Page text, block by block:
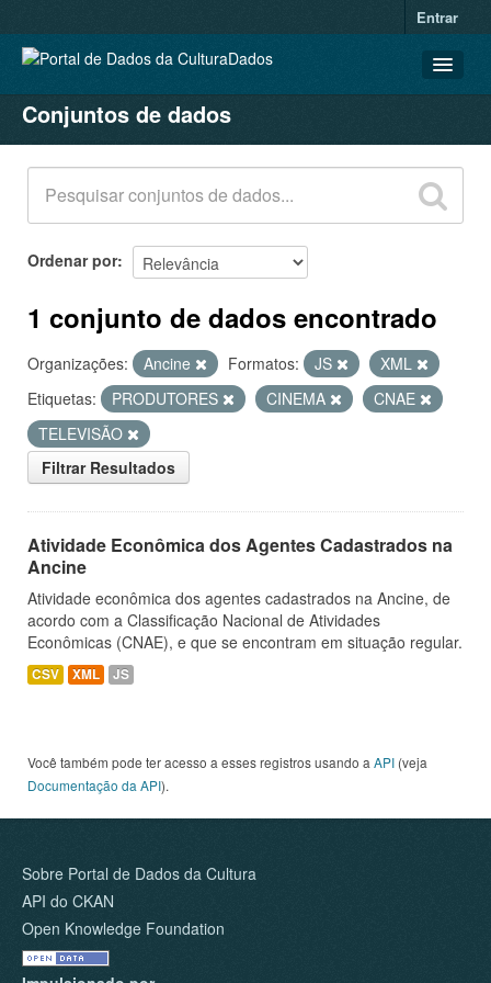
Entrar
CONJUNTOS DE DADOS
ORGANIZAÇÕES
GRUPOS
SOBRE
Conjuntos de dados
Ordenar por
1 conjunto de dados encontrado
Organizações: Ancine Formatos: JS
XML
Etiquetas:
PRODUTORES CINEMA
CNAE
TELEVISÃO
Filtrar Resultados
Atividade Econômica dos Agentes Cadastrados na
Ancine
Atividade econômica dos agentes cadastrados na Ancine, de
acordo com a Classificação Nacional de Atividades
Econômicas (CNAE), e que se encontram em situação regular.
CSV XML JS
Você também pode ter acesso a esses registros usando a API (veja
Documentação da API).
Sobre Portal de Dados da Cultura
API do CKAN
Open Knowledge Foundation